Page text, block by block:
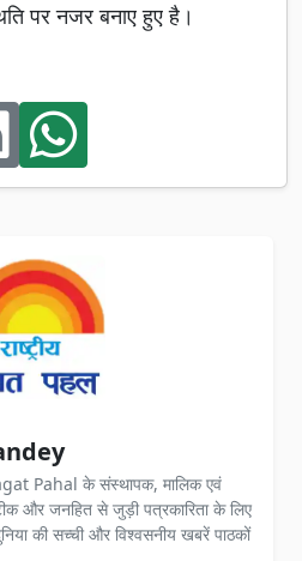
पर नजर बनाए हुए है।
Pahal के संस्थापक, मालिक एवं
और जनहित से जुड़ी पत्रकारिता के लिए
की सच्ची और विश्वसनीय खबरें पाठकों